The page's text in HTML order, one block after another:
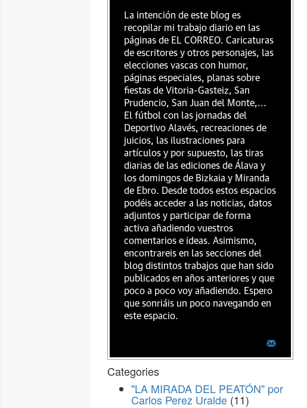
La intención de este blog es
recopilar mi trabajo diario en las
páginas de EL CORREO. Caricaturas
de escritores y otros personajes, las
elecciones vascas con humor,
páginas especiales, planas sobre
fiestas de Vitoria-Gasteiz, San
Prudencio, San Juan del Monte,...
El fútbol con las jornadas del
Deportivo Alavés, recreaciones de
juicios, las ilustraciones para
artículos y por supuesto, las tiras
diarias de las ediciones de Álava y
los domingos de Bizkaia y Miranda
de Ebro. Desde todos estos espacios
podéis acceder a las noticias, datos
adjuntos y participar de forma
activa añadiendo vuestros
comentarios e ideas. Asimismo,
encontrareis en las secciones del
blog distintos trabajos que han sido
publicados en años anteriores y que
poco a poco voy añadiendo. Espero
que sonriáis un poco navegando en
este espacio.
Categories
"LA MIRADA DEL PEATÓN" por
Carlos Perez Uralde (11)